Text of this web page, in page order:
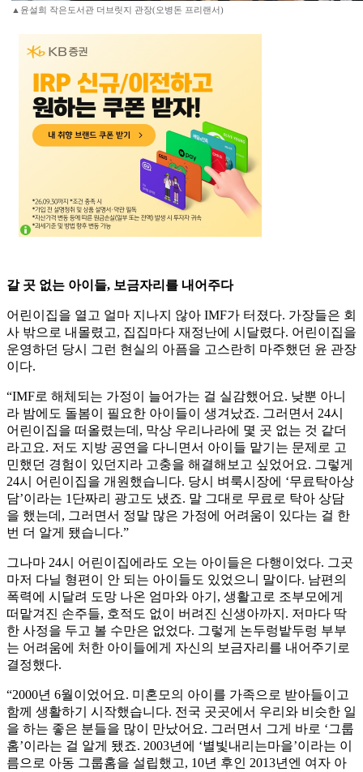
▲윤설희 작은도서관 더브릿지 관장(오병돈 프리랜서)
갈 곳 없는 아이들, 보금자리를 내어주다
어린이집을 열고 얼마 지나지 않아 IMF가 터졌다. 가장들은 회
사 밖으로 내몰렸고, 집집마다 재정난에 시달렸다. 어린이집을
운영하던 당시 그런 현실의 아픔을 고스란히 마주했던 윤 관장
이다.
“IMF로 해체되는 가정이 늘어가는 걸 실감했어요. 낮뿐 아니
라 밤에도 돌봄이 필요한 아이들이 생겨났죠. 그러면서 24시
어린이집을 떠올렸는데, 막상 우리나라에 몇 곳 없는 것 같더
라고요. 저도 지방 공연을 다니면서 아이들 맡기는 문제로 고
민했던 경험이 있던지라 고충을 해결해보고 싶었어요. 그렇게
24시 어린이집을 개원했습니다. 당시 벼룩시장에 ‘무료탁아상
담’이라는 1단짜리 광고도 냈죠. 말 그대로 무료로 탁아 상담
을 했는데, 그러면서 정말 많은 가정에 어려움이 있다는 걸 한
번 더 알게 됐습니다.”
그나마 24시 어린이집에라도 오는 아이들은 다행이었다. 그곳
마저 다닐 형편이 안 되는 아이들도 있었으니 말이다. 남편의
폭력에 시달려 도망 나온 엄마와 아기, 생활고로 조부모에게
떠맡겨진 손주들, 호적도 없이 버려진 신생아까지. 저마다 딱
한 사정을 두고 볼 수만은 없었다. 그렇게 논두렁밭두렁 부부
는 어려움에 처한 아이들에게 자신의 보금자리를 내어주기로
결정했다.
“2000년 6월이었어요. 미혼모의 아이를 가족으로 받아들이고
함께 생활하기 시작했습니다. 전국 곳곳에서 우리와 비슷한 일
을 하는 좋은 분들을 많이 만났어요. 그러면서 그게 바로 ‘그룹
홈’이라는 걸 알게 됐죠. 2003년에 ‘별빛내리는마을’이라는 이
름으로 아동 그룹홈을 설립했고, 10년 후인 2013년엔 여자 아